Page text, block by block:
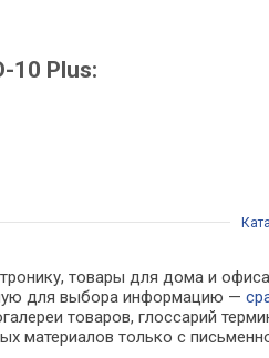
10 Plus:
товары для дома и
для выбора информацию —
товаров, глоссарий
материалов только с